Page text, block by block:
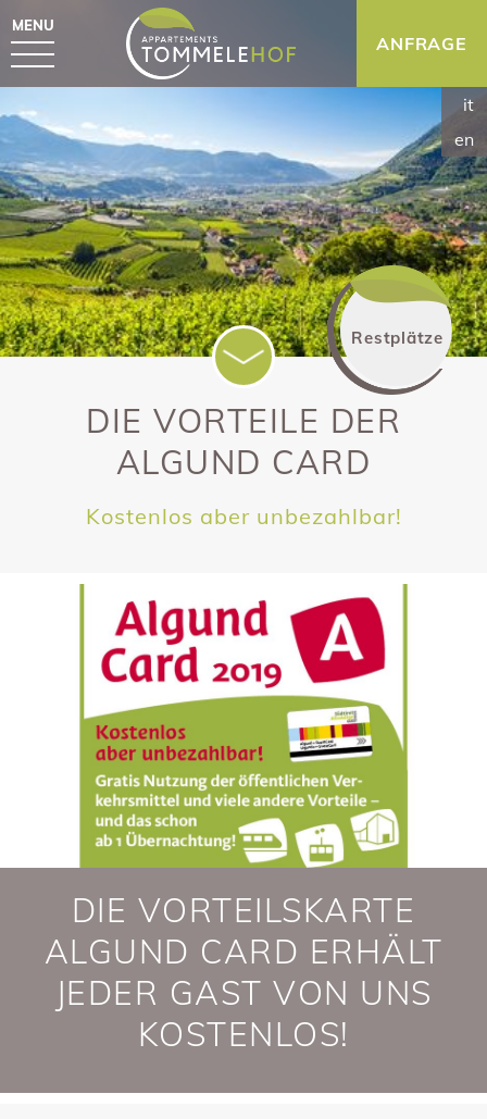
MENU
ANFRAGE
it
en
Restplätze
DIE VORTEILE DER
ALGUND CARD
Kostenlos aber unbezahlbar!
DIE VORTEILSKARTE
ALGUND CARD ERHÄLT
JEDER GAST VON UNS
KOSTENLOS!